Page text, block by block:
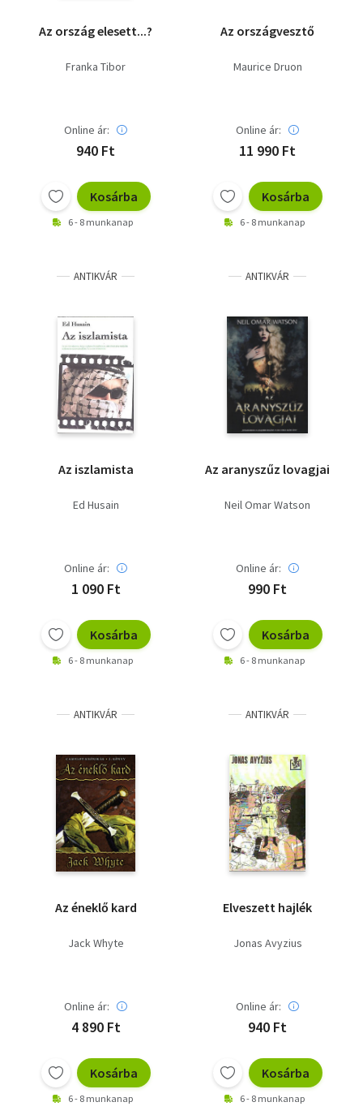
Az ország elesett...?
Franka Tibor
Online ár:
940 Ft
Kosárba
6 - 8 munkanap
Az országvesztő
Maurice Druon
Online ár:
11 990 Ft
Kosárba
6 - 8 munkanap
ANTIKVÁR
Az iszlamista
Ed Husain
Online ár:
1 090 Ft
Kosárba
6 - 8 munkanap
ANTIKVÁR
Az aranyszűz lovagjai
Neil Omar Watson
Online ár:
990 Ft
Kosárba
6 - 8 munkanap
ANTIKVÁR
Az éneklő kard
Jack Whyte
Online ár:
4 890 Ft
Kosárba
6 - 8 munkanap
ANTIKVÁR
Elveszett hajlék
Jonas Avyzius
Online ár:
940 Ft
Kosárba
6 - 8 munkanap